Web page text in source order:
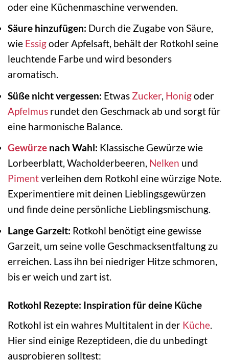
oder eine Küchenmaschine verwenden.
Säure hinzufügen: Durch die Zugabe von Säure,
wie Essigoder Apfelsaft, behält der Rotkohl seine
leuchtende Farbe und wird besonders
aromatisch.
Süße nicht vergessen: Etwas Zucker, Honigoder
Apfelmus rundet den Geschmack ab und sorgt für
eine harmonische Balance.
Gewürze nach Wahl: Klassische Gewürze wie
Lorbeerblatt, Wacholderbeeren, Nelken und
Pimentverleihen dem Rotkohl eine würzige Note.
Experimentiere mit deinen Lieblingsgewürzen
und finde deine persönliche Lieblingsmischung.
Lange Garzeit: Rotkohl benötigt eine gewisse
Garzeit, um seine volle Geschmacksentfaltung zu
erreichen. Lass ihn bei niedriger Hitze schmoren,
bis er weich und zart ist.
Rotkohl Rezepte: Inspiration für deine Küche
Rotkohl ist ein wahres Multitalent in der Küche.
Hier sind einige Rezeptideen, die du unbedingt
ausprobieren solltest: